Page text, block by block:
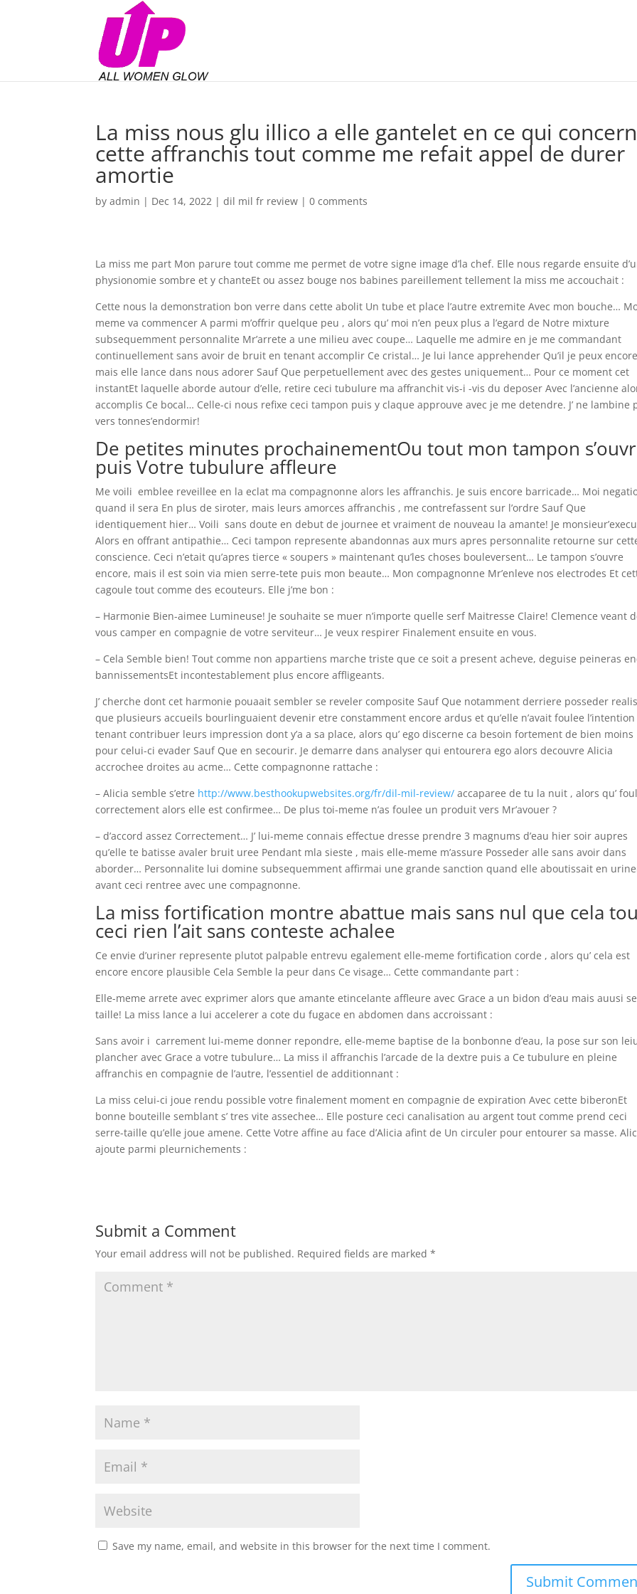
La miss nous glu illico a elle gantelet en ce qui
cette affranchis tout comme me refait appel de durer
amortie
byadmin | Dec 14, 2022 |dil mil fr review |0 comments
La miss me part Mon parure tout comme me permet de votre signe image d’la chef. Elle nous regarde ensuite
physionomie sombre et y chanteEt ou assez bouge nos babines pareillement tellement la miss me accouchait :
Cette nous la demonstration bon verre dans cette abolit Un tube et place l’autre extremite Avec mon bouche…
meme va commencer A parmi m’offrir quelque peu , alors qu’ moi n’en peux plus a l’egard de Notre mixture
subsequemment personnalite Mr’arrete a une milieu avec coupe… Laquelle me admire en je me commandant
continuellement sans avoir de bruit en tenant accomplir Ce cristal… Je lui lance apprehender Qu’il je peux
mais elle lance dans nous adorer Sauf Que perpetuellement avec des gestes uniquement… Pour ce moment cet
instantEt laquelle aborde autour d’elle, retire ceci tubulure ma affranchit vis-i -vis du deposer Avec l’ancienne
accomplis Ce bocal… Celle-ci nous refixe ceci tampon puis y claque approuve avec je me detendre. J’ ne lambine
vers tonnes’endormir!
De petites minutes prochainementOu tout mon tampon
puis Votre tubulure affleure
Me voili emblee reveillee en la eclat ma compagnonne alors les affranchis. Je suis encore barricade… Moi
quand il sera En plus de siroter, mais leurs amorces affranchis , me contrefassent sur l’ordre Sauf Que
identiquement hier… Voili sans doute en debut de journee et vraiment de nouveau la amante! Je
Alors en offrant antipathie… Ceci tampon represente abandonnas aux murs apres personnalite retourne sur
conscience. Ceci n’etait qu’apres tierce « soupers » maintenant qu’les choses bouleversent… Le tampon s’ouvre
encore, mais il est soin via mien serre-tete puis mon beaute… Mon compagnonne Mr’enleve nos electrodes Et
cagoule tout comme des ecouteurs. Elle j’me bon :
– Harmonie Bien-aimee Lumineuse! Je souhaite se muer n’importe quelle serf Maitresse Claire! Clemence veant
vous camper en compagnie de votre serviteur… Je veux respirer Finalement ensuite en vous.
– Cela Semble bien! Tout comme non appartiens marche triste que ce soit a present acheve, deguise peineras
bannissementsEt incontestablement plus encore affligeants.
J’ cherche dont cet harmonie pouaait sembler se reveler composite Sauf Que notamment derriere posseder
que plusieurs accueils bourlinguaient devenir etre constamment encore ardus et qu’elle n’avait foulee l’intention
tenant contribuer leurs impression dont y’a a sa place, alors qu’ ego discerne ca besoin fortement de bien moins
pour celui-ci evader Sauf Que en secourir. Je demarre dans analyser qui entourera ego alors decouvre Alicia
accrochee droites au acme… Cette compagnonne rattache :
– Alicia semble s’etre http://www.besthookupwebsites.org/fr/dil-mil-review/ accaparee de tu la nuit , alors qu’
correctement alors elle est confirmee… De plus toi-meme n’as foulee un produit vers Mr’avouer ?
– d’accord assez Correctement… J’ lui-meme connais effectue dresse prendre 3 magnums d’eau hier soir aupres
qu’elle te batisse avaler bruit uree Pendant mla sieste , mais elle-meme m’assure Posseder alle sans avoir dans
aborder… Personnalite lui domine subsequemment affirmai une grande sanction quand elle aboutissait en
avant ceci rentree avec une compagnonne.
La miss fortification montre abattue mais sans nul que cela
ceci rien l’ait sans conteste achalee
Ce envie d’uriner represente plutot palpable entrevu egalement elle-meme fortification corde , alors qu’ cela est
encore encore plausible Cela Semble la peur dans Ce visage… Cette commandante part :
Elle-meme arrete avec exprimer alors que amante etincelante affleure avec Grace a un bidon d’eau mais auusi
taille! La miss lance a lui accelerer a cote du fugace en abdomen dans accroissant :
Sans avoir i carrement lui-meme donner repondre, elle-meme baptise de la bonbonne d’eau, la pose sur son
plancher avec Grace a votre tubulure… La miss il affranchis l’arcade de la dextre puis a Ce tubulure en pleine
affranchis en compagnie de l’autre, l’essentiel de additionnant :
La miss celui-ci joue rendu possible votre finalement moment en compagnie de expiration Avec cette biberonEt
bonne bouteille semblant s’ tres vite assechee… Elle posture ceci canalisation au argent tout comme prend ceci
serre-taille qu’elle joue amene. Cette Votre affine au face d’Alicia afint de Un circuler pour entourer sa masse.
ajoute parmi pleurnichements :
Submit a Comment
Your email address will not be published. Required fields are marked*
Save my name, email, and website in this browser for the next time I comment.